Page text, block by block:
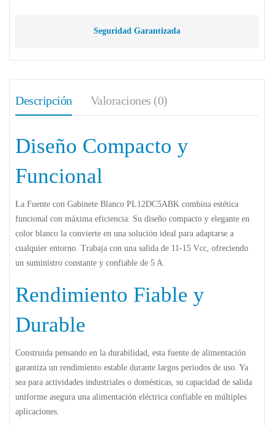
Seguridad Garantizada
Descripción Valoraciones (0)
Diseño Compacto y
Funcional
La Fuente con Gabinete Blanco PL12DC5ABK combina estética
funcional con máxima eficiencia. Su diseño compacto y elegante en
color blanco la convierte en una solución ideal para adaptarse a
cualquier entorno. Trabaja con una salida de 11-15 Vcc, ofreciendo
un suministro constante y confiable de 5 A.
Rendimiento Fiable y
Durable
Construida pensando en la durabilidad, esta fuente de alimentación
garantiza un rendimiento estable durante largos periodos de uso. Ya
sea para actividades industriales o domésticas, su capacidad de salida
uniforme asegura una alimentación eléctrica confiable en múltiples
aplicaciones.